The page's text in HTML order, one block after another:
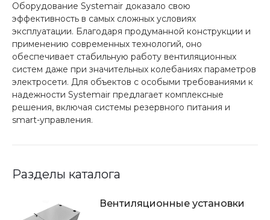
Оборудование Systemair доказало свою
эффективность в самых сложных условиях
эксплуатации. Благодаря продуманной конструкции и
применению современных технологий, оно
обеспечивает стабильную работу вентиляционных
систем даже при значительных колебаниях параметров
электросети. Для объектов с особыми требованиями к
надежности Systemair предлагает комплексные
решения, включая системы резервного питания и
smart-управления.
Разделы каталога
Вентиляционные установки